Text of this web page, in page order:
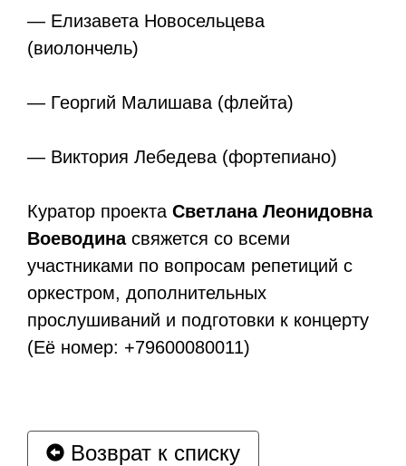
— Елизавета Новосельцева
(виолончель)
— Георгий Малишава (флейта)
— Виктория Лебедева (фортепиано)
Куратор проекта Светлана Леонидовна
Воеводинасвяжется со всеми
участниками по вопросам репетиций с
оркестром, дополнительных
прослушиваний и подготовки к концерту
(Её номер: +79600080011)
Возврат к списку